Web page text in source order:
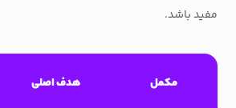
مفید باشد.
مکمل هدف اصلی